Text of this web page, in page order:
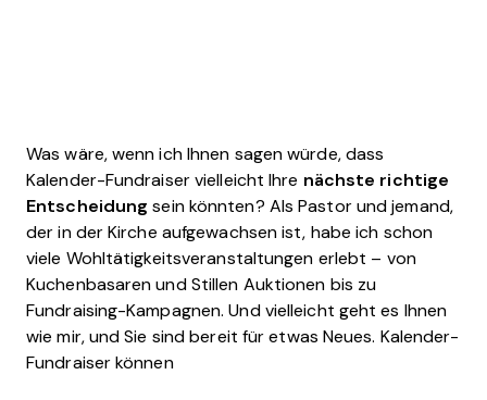
Was wäre, wenn ich Ihnen sagen würde, dass
Kalender-Fundraiser vielleicht Ihre nächste richtige
Entscheidung sein könnten? Als Pastor und jemand,
der in der Kirche aufgewachsen ist, habe ich schon
viele Wohltätigkeitsveranstaltungen erlebt – von
Kuchenbasaren und Stillen Auktionen bis zu
Fundraising-Kampagnen. Und vielleicht geht es Ihnen
wie mir, und Sie sind bereit für etwas Neues. Kalender-
Fundraiser können